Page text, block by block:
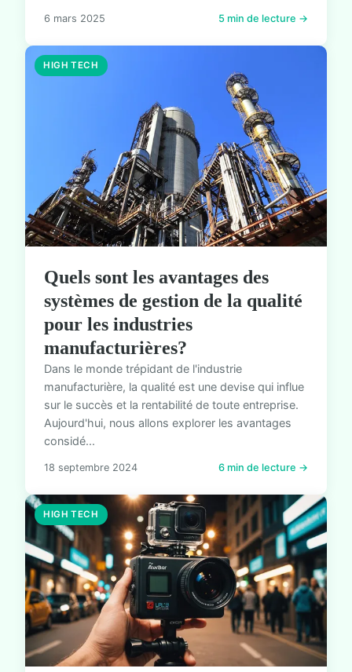
6 mars 2025 5 min de lecture →
HIGH TECH
Quels sont les avantages des
systèmes de gestion de la qualité
pour les industries
manufacturières?
Dans le monde trépidant de l'industrie
manufacturière, la qualité est une devise qui influe
sur le succès et la rentabilité de toute entreprise.
Aujourd'hui, nous allons explorer les avantages
considé...
18 septembre 2024 6 min de lecture →
HIGH TECH